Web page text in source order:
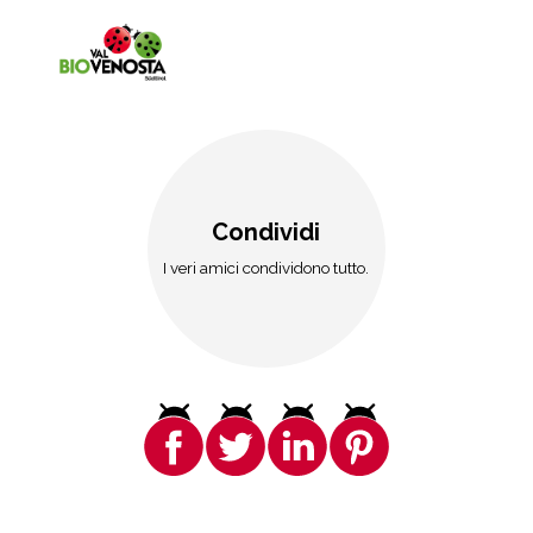
Condividi
I veri amici condividono tutto.